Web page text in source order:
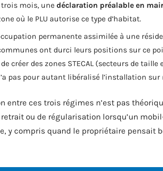
trois mois, une déclaration préalable en
où le PLU autorise ce type d’habitat.
permanente assimilée à une
ont durci leurs positions sur ce
créer des zones STECAL (secteurs de
pas pour autant libéralisé l’installation sur
entre ces trois régimes n’est pas
ou de régularisation lorsqu’un
y compris quand le propriétaire pensait